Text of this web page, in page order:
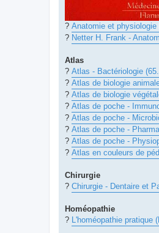
? Anatomie et
? Netter H. Frank -
Atlas
? Atlas - Bactériologie
? Atlas de biologie
? Atlas de biologie
? Atlas de poche -
? Atlas de poche -
? Atlas de poche -
? Atlas de poche -
? Atlas en couleurs de
Chirurgie
? Chirurgie - Dentaire et
Homéopathie
? L'homéopathie pratique